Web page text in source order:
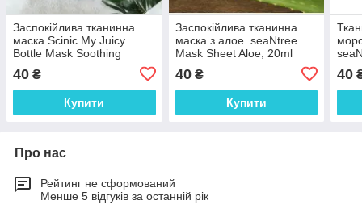
Заспокійлива тканинна
маска Scinic My Juicy
Bottle Mask Soothing
40 ₴
Купити
Заспокійлива тканинна
маска з алое seaNtree
Mask Sheet Aloe, 20ml
40₴
Купити
40
Про нас
Рейтинг не сформований
Менше 5 відгуків за останній рік